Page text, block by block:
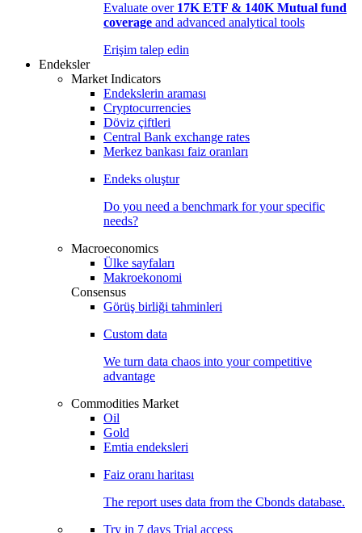
Evaluate over 17K ETF & 140K Mutual fund
coverage and advanced analytical tools
Erişim talep edin
Endeksler
Market Indicators
Endekslerin araması
Cryptocurrencies
Döviz çiftleri
Central Bank exchange rates
Merkez bankası faiz oranları
Endeks oluştur
Do you need a benchmark for your specific
needs?
Macroeconomics
Ülke sayfaları
Makroekonomi
Consensus
Görüş birliği tahminleri
Custom data
We turn data chaos into your competitive
advantage
Commodities Market
Oil
Gold
Emtia endeksleri
Faiz oranı haritası
The report uses data from the Cbonds database.
Try in 7 days Trial access